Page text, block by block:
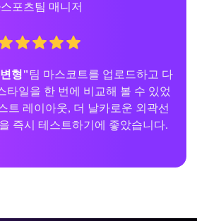
포츠팀 매니저
형"팀 마스코트를 업로드하고 다
타일을 한 번에 비교해 볼 수 있었
트 레이아웃, 더 날카로운 외곽선
즉시 테스트하기에 좋았습니다.